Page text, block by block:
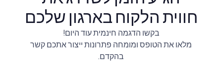
חווית הלקוח בארגון שלכם
בקשו הדגמה חינמית עוד היום!
מלאו את הטופס ומומחה פתרונות ייצור אתכם קשר
בהקדם.